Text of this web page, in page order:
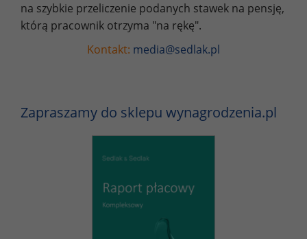
na szybkie przeliczenie podanych stawek na pensję,
którą pracownik otrzyma "na rękę".
Kontakt: media@sedlak.pl
Zapraszamy do sklepu wynagrodzenia.pl